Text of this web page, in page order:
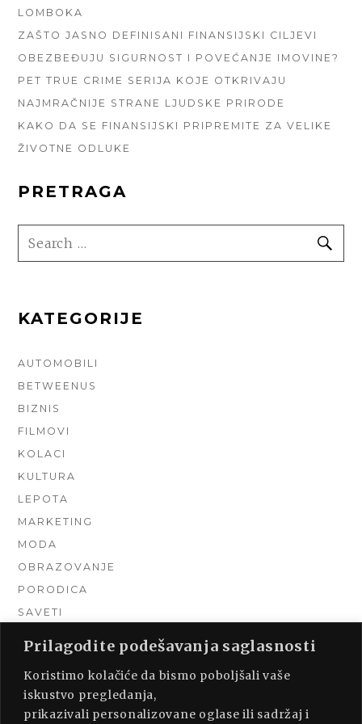
Prilagodite podešavanja saglasnosti
Koristimo kolačiće da bismo poboljšali vaše
iskustvo pregledanja,
prikazivali personalizovane oglase ili sadržaj i
LOMBOKA
ZAŠTO JASNO DEFINISANI FINANSIJSKI CILJEVI
OBEZBEĐUJU SIGURNOST I POVEĆANJE IMOVINE?
PET TRUE CRIME SERIJA KOJE OTKRIVAJU
NAJMRAČNIJE STRANE LJUDSKE PRIRODE
KAKO DA SE FINANSIJSKI PRIPREMITE ZA VELIKE
ŽIVOTNE ODLUKE
PRETRAGA
SEARCH
FOR:
KATEGORIJE
AUTOMOBILI
BETWEENUS
BIZNIS
FILMOVI
KOLACI
KULTURA
LEPOTA
MARKETING
MODA
OBRAZOVANJE
PORODICA
SAVETI
TURIZAM
UNCATEGORIZED
URADI SAM